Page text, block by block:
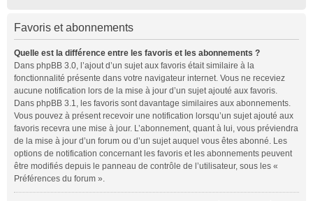
Favoris et abonnements
Quelle est la différence entre les favoris et les abonnements ?
Dans phpBB 3.0, l’ajout d’un sujet aux favoris était similaire à la
fonctionnalité présente dans votre navigateur internet. Vous ne receviez
aucune notification lors de la mise à jour d’un sujet ajouté aux favoris.
Dans phpBB 3.1, les favoris sont davantage similaires aux abonnements.
Vous pouvez à présent recevoir une notification lorsqu’un sujet ajouté aux
favoris recevra une mise à jour. L’abonnement, quant à lui, vous préviendra
de la mise à jour d’un forum ou d’un sujet auquel vous êtes abonné. Les
options de notification concernant les favoris et les abonnements peuvent
être modifiés depuis le panneau de contrôle de l’utilisateur, sous les «
Préférences du forum ».